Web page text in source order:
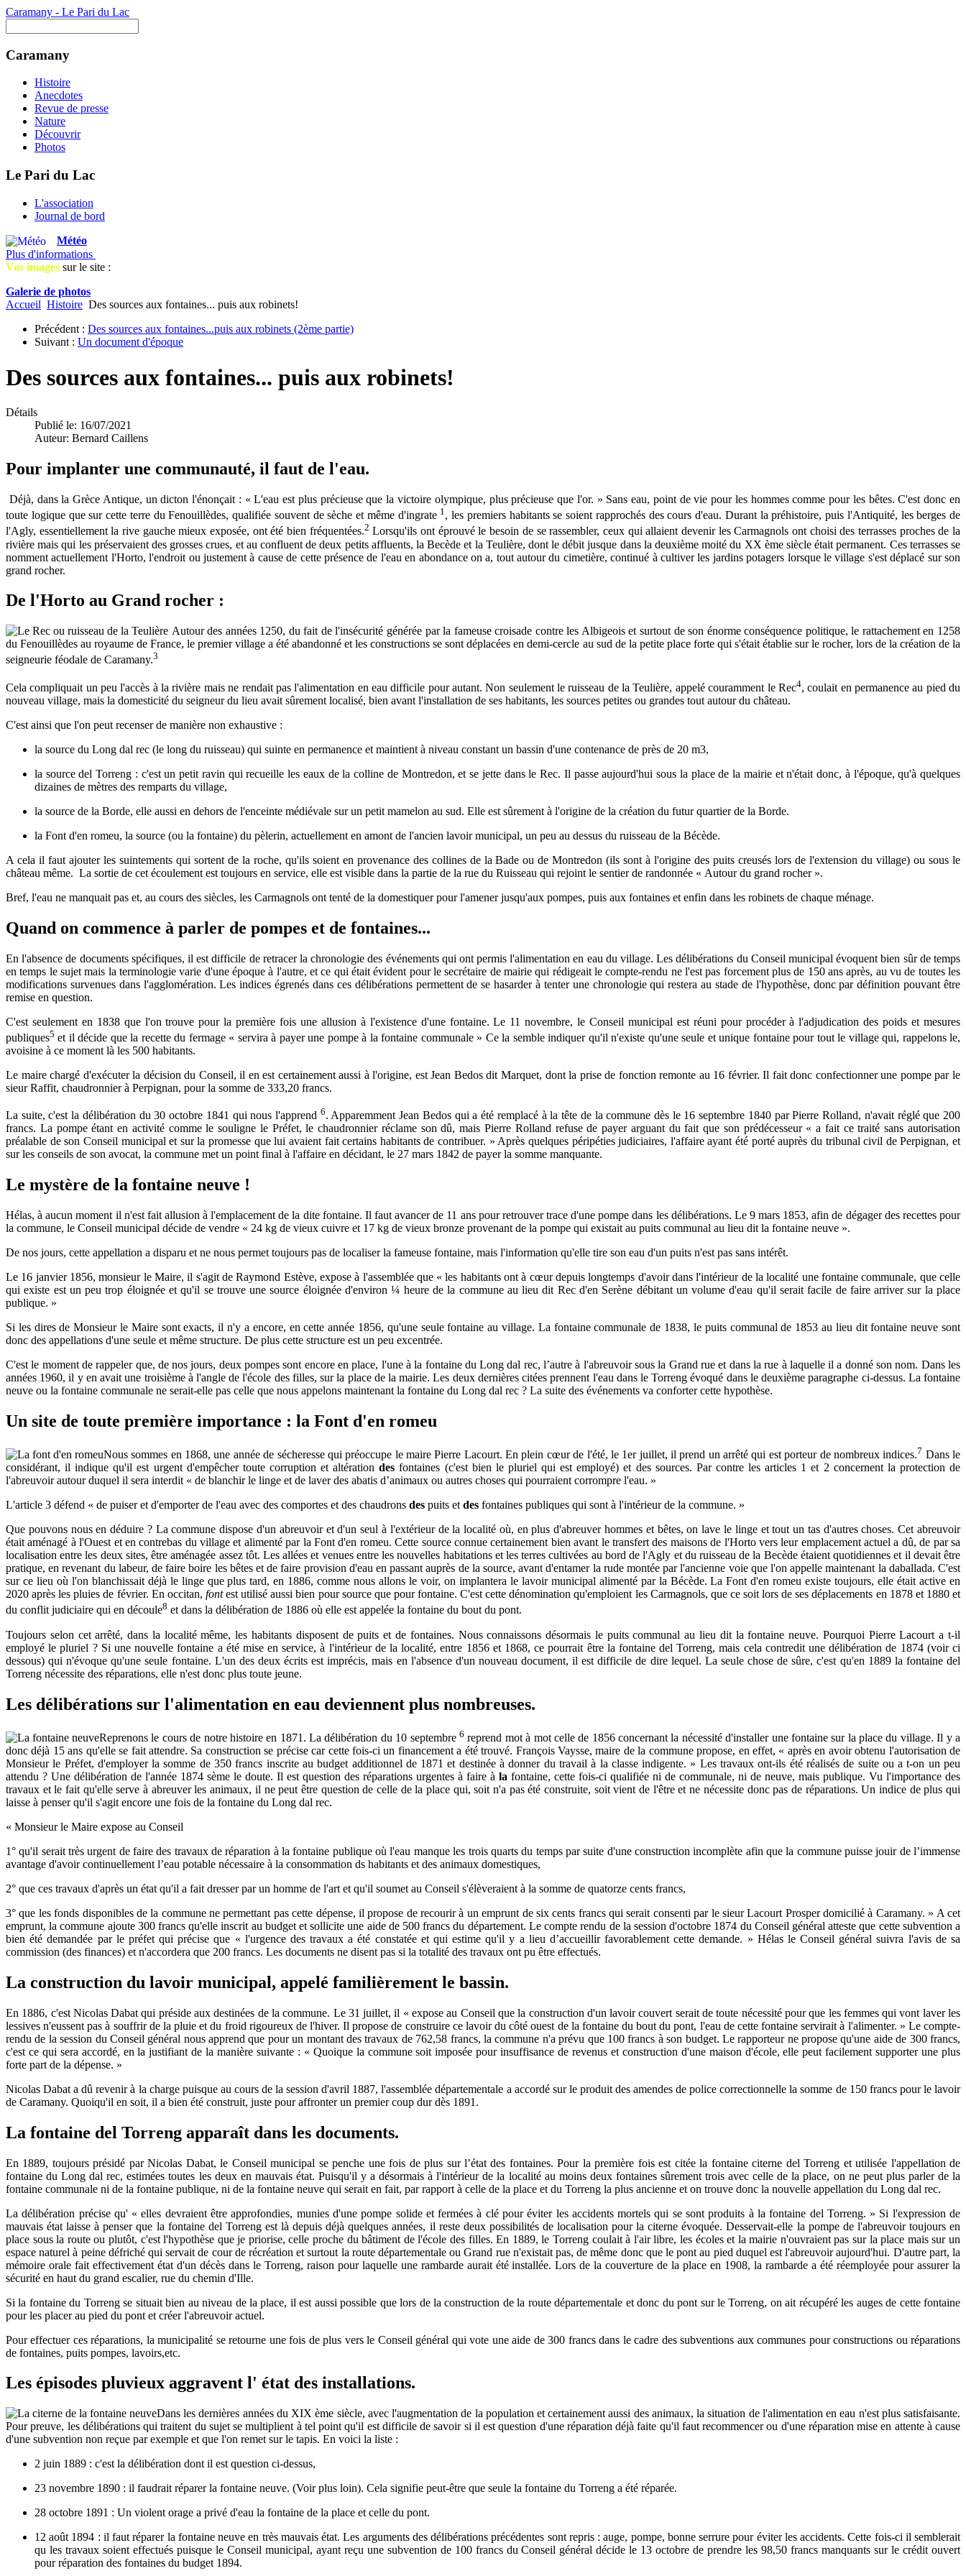
Caramany - Le Pari du Lac
Caramany
Histoire
Anecdotes
Revue de presse
Nature
Découvrir
Photos
Le Pari du Lac
L'association
Journal de bord
Météo
Plus d'informations
Vos images sur le site :
Galerie de photos
Accueil Histoire Des sources aux fontaines... puis aux robinets!
Précédent : Des sources aux fontaines...puis aux robinets (2ème partie)
Suivant : Un document d'époque
Des sources aux fontaines... puis aux robinets!
Détails
Publié le: 16/07/2021
Auteur: Bernard Caillens
Pour implanter une communauté, il faut de l'eau.
Déjà, dans la Grèce Antique, un dicton l'énonçait : « L'eau est plus précieuse que la victoire olympique, plus précieuse que l'or. » Sans eau, point de vie pour les hommes comme pour les bêtes. C'est donc en
toute logique que sur cette terre du Fenouillèdes, qualifiée souvent de sèche et même d'ingrate 1 , les premiers habitants se soient rapprochés des cours d'eau. Durant la préhistoire, puis l'Antiquité, les berges de
l'Agly, essentiellement la rive gauche mieux exposée, ont été bien fréquentées.2 Lorsqu'ils ont éprouvé le besoin de se rassembler, ceux qui allaient devenir les Carmagnols ont choisi des terrasses proches de la
rivière mais qui les préservaient des grosses crues, et au confluent de deux petits affluents, la Becède et la Teulière, dont le débit jusque dans la deuxième moité du XX ème siècle était permanent. Ces terrasses se
nomment actuellement l'Horto, l'endroit ou justement à cause de cette présence de l'eau en abondance on a, tout autour du cimetière, continué à cultiver les jardins potagers lorsque le village s'est déplacé sur son
grand rocher.
De l'Horto au Grand rocher :
Autour des années 1250, du fait de l'insécurité générée par la fameuse croisade contre les Albigeois et surtout de son énorme conséquence politique, le rattachement en 1258
du Fenouillèdes au royaume de France, le premier village a été abandonné et les constructions se sont déplacées en demi-cercle au sud de la petite place forte qui s'était établie sur le rocher, lors de la création de la
seigneurie féodale de Caramany.3
Cela compliquait un peu l'accès à la rivière mais ne rendait pas l'alimentation en eau difficile pour autant. Non seulement le ruisseau de la Teulière, appelé couramment le Rec4, coulait en permanence au pied du
nouveau village, mais la domesticité du seigneur du lieu avait sûrement localisé, bien avant l'installation de ses habitants, les sources petites ou grandes tout autour du château.
C'est ainsi que l'on peut recenser de manière non exhaustive :
la source du Long dal rec (le long du ruisseau) qui suinte en permanence et maintient à niveau constant un bassin d'une contenance de près de 20 m3,
la source del Torreng : c'est un petit ravin qui recueille les eaux de la colline de Montredon, et se jette dans le Rec. Il passe aujourd'hui sous la place de la mairie et n'était donc, à l'époque, qu'à quelques
dizaines de mètres des remparts du village,
la source de la Borde, elle aussi en dehors de l'enceinte médiévale sur un petit mamelon au sud. Elle est sûrement à l'origine de la création du futur quartier de la Borde.
la Font d'en romeu, la source (ou la fontaine) du pèlerin, actuellement en amont de l'ancien lavoir municipal, un peu au dessus du ruisseau de la Bécède.
A cela il faut ajouter les suintements qui sortent de la roche, qu'ils soient en provenance des collines de la Bade ou de Montredon (ils sont à l'origine des puits creusés lors de l'extension du village) ou sous le
château même. La sortie de cet écoulement est toujours en service, elle est visible dans la partie de la rue du Ruisseau qui rejoint le sentier de randonnée « Autour du grand rocher ».
Bref, l'eau ne manquait pas et, au cours des siècles, les Carmagnols ont tenté de la domestiquer pour l'amener jusqu'aux pompes, puis aux fontaines et enfin dans les robinets de chaque ménage.
Quand on commence à parler de pompes et de fontaines...
En l'absence de documents spécifiques, il est difficile de retracer la chronologie des événements qui ont permis l'alimentation en eau du village. Les délibérations du Conseil municipal évoquent bien sûr de temps
en temps le sujet mais la terminologie varie d'une époque à l'autre, et ce qui était évident pour le secrétaire de mairie qui rédigeait le compte-rendu ne l'est pas forcement plus de 150 ans après, au vu de toutes les
modifications survenues dans l'agglomération. Les indices égrenés dans ces délibérations permettent de se hasarder à tenter une chronologie qui restera au stade de l'hypothèse, donc par définition pouvant être
remise en question.
C'est seulement en 1838 que l'on trouve pour la première fois une allusion à l'existence d'une fontaine. Le 11 novembre, le Conseil municipal est réuni pour procéder à l'adjudication des poids et mesures
publiques5 et il décide que la recette du fermage « servira à payer une pompe à la fontaine communale » Ce la semble indiquer qu'il n'existe qu'une seule et unique fontaine pour tout le village qui, rappelons le,
avoisine à ce moment là les 500 habitants.
Le maire chargé d'exécuter la décision du Conseil, il en est certainement aussi à l'origine, est Jean Bedos dit Marquet, dont la prise de fonction remonte au 16 février. Il fait donc confectionner une pompe par le
sieur Raffit, chaudronnier à Perpignan, pour la somme de 333,20 francs.
La suite, c'est la délibération du 30 octobre 1841 qui nous l'apprend 6. Apparemment Jean Bedos qui a été remplacé à la tête de la commune dès le 16 septembre 1840 par Pierre Rolland, n'avait réglé que 200
francs. La pompe étant en activité comme le souligne le Préfet, le chaudronnier réclame son dû, mais Pierre Rolland refuse de payer arguant du fait que son prédécesseur « a fait ce traité sans autorisation
préalable de son Conseil municipal et sur la promesse que lui avaient fait certains habitants de contribuer. » Après quelques péripéties judiciaires, l'affaire ayant été porté auprès du tribunal civil de Perpignan, et
sur les conseils de son avocat, la commune met un point final à l'affaire en décidant, le 27 mars 1842 de payer la somme manquante.
Le mystère de la fontaine neuve !
Hélas, à aucun moment il n'est fait allusion à l'emplacement de la dite fontaine. Il faut avancer de 11 ans pour retrouver trace d'une pompe dans les délibérations. Le 9 mars 1853, afin de dégager des recettes pour
la commune, le Conseil municipal décide de vendre « 24 kg de vieux cuivre et 17 kg de vieux bronze provenant de la pompe qui existait au puits communal au lieu dit la fontaine neuve ».
De nos jours, cette appellation a disparu et ne nous permet toujours pas de localiser la fameuse fontaine, mais l'information qu'elle tire son eau d'un puits n'est pas sans intérêt.
Le 16 janvier 1856, monsieur le Maire, il s'agit de Raymond Estève, expose à l'assemblée que « les habitants ont à cœur depuis longtemps d'avoir dans l'intérieur de la localité une fontaine communale, que celle
qui existe est un peu trop éloignée et qu'il se trouve une source éloignée d'environ ¼ heure de la commune au lieu dit Rec d'en Serène débitant un volume d'eau qu'il serait facile de faire arriver sur la place
publique. »
Si les dires de Monsieur le Maire sont exacts, il n'y a encore, en cette année 1856, qu'une seule fontaine au village. La fontaine communale de 1838, le puits communal de 1853 au lieu dit fontaine neuve sont
donc des appellations d'une seule et même structure. De plus cette structure est un peu excentrée.
C'est le moment de rappeler que, de nos jours, deux pompes sont encore en place, l'une à la fontaine du Long dal rec, l’autre à l'abreuvoir sous la Grand rue et dans la rue à laquelle il a donné son nom. Dans les
années 1960, il y en avait une troisième à l'angle de l'école des filles, sur la place de la mairie. Les deux dernières citées prennent l'eau dans le Torreng évoqué dans le deuxième paragraphe ci-dessus. La fontaine
neuve ou la fontaine communale ne serait-elle pas celle que nous appelons maintenant la fontaine du Long dal rec ? La suite des événements va conforter cette hypothèse.
Un site de toute première importance : la Font d'en romeu
Nous sommes en 1868, une année de sécheresse qui préoccupe le maire Pierre Lacourt. En plein cœur de l'été, le 1er juillet, il prend un arrêté qui est porteur de nombreux indices.7 Dans le
considérant, il indique qu'il est urgent d'empêcher toute corruption et altérationdes fontaines (c'est bien le pluriel qui est employé) et des sources. Par contre les articles 1 et 2 concernent la protection de
l'abreuvoir autour duquel il sera interdit « de blanchir le linge et de laver des abatis d’animaux ou autres choses qui pourraient corrompre l'eau. »
L'article 3 défend « de puiser et d'emporter de l'eau avec des comportes et des chaudrons des puits etdes fontaines publiques qui sont à l'intérieur de la commune. »
Que pouvons nous en déduire ? La commune dispose d'un abreuvoir et d'un seul à l'extérieur de la localité où, en plus d'abreuver hommes et bêtes, on lave le linge et tout un tas d'autres choses. Cet abreuvoir
était aménagé à l'Ouest et en contrebas du village et alimenté par la Font d'en romeu. Cette source connue certainement bien avant le transfert des maisons de l'Horto vers leur emplacement actuel a dû, de par sa
localisation entre les deux sites, être aménagée assez tôt. Les allées et venues entre les nouvelles habitations et les terres cultivées au bord de l'Agly et du ruisseau de la Becède étaient quotidiennes et il devait être
pratique, en revenant du labeur, de faire boire les bêtes et de faire provision d'eau en passant auprès de la source, avant d'entamer la rude montée par l'ancienne voie que l'on appelle maintenant la daballada. C'est
sur ce lieu où l'on blanchissait déjà le linge que plus tard, en 1886, comme nous allons le voir, on implantera le lavoir municipal alimenté par la Bécède. La Font d'en romeu existe toujours, elle était active en
2020 après les pluies de février. En occitan, fontest utilisé aussi bien pour source que pour fontaine. C'est cette dénomination qu'emploient les Carmagnols, que ce soit lors de ses déplacements en 1878 et 1880 et
du conflit judiciaire qui en découle8 et dans la délibération de 1886 où elle est appelée la fontaine du bout du pont.
Toujours selon cet arrêté, dans la localité même, les habitants disposent de puits et de fontaines. Nous connaissons désormais le puits communal au lieu dit la fontaine neuve. Pourquoi Pierre Lacourt a t-il
employé le pluriel ? Si une nouvelle fontaine a été mise en service, à l'intérieur de la localité, entre 1856 et 1868, ce pourrait être la fontaine del Torreng, mais cela contredit une délibération de 1874 (voir ci
dessous) qui n'évoque qu'une seule fontaine. L'un des deux écrits est imprécis, mais en l'absence d'un nouveau document, il est difficile de dire lequel. La seule chose de sûre, c'est qu'en 1889 la fontaine del
Torreng nécessite des réparations, elle n'est donc plus toute jeune.
Les délibérations sur l'alimentation en eau deviennent plus nombreuses.
Reprenons le cours de notre histoire en 1871. La délibération du 10 septembre 6 reprend mot à mot celle de 1856 concernant la nécessité d'installer une fontaine sur la place du village. Il y a
donc déjà 15 ans qu'elle se fait attendre. Sa construction se précise car cette fois-ci un financement a été trouvé. François Vaysse, maire de la commune propose, en effet, « après en avoir obtenu l'autorisation de
Monsieur le Préfet, d'employer la somme de 350 francs inscrite au budget additionnel de 1871 et destinée à donner du travail à la classe indigente. » Les travaux ont-ils été réalisés de suite ou a t-on un peu
attendu ? Une délibération de l'année 1874 sème le doute. Il est question des réparations urgentes à faire à la fontaine, cette fois-ci qualifiée ni de communale, ni de neuve, mais publique. Vu l'importance des
travaux et le fait qu'elle serve à abreuver les animaux, il ne peut être question de celle de la place qui, soit n'a pas été construite, soit vient de l'être et ne nécessite donc pas de réparations. Un indice de plus qui
laisse à penser qu'il s'agit encore une fois de la fontaine du Long dal rec.
« Monsieur le Maire expose au Conseil
1° qu'il serait très urgent de faire des travaux de réparation à la fontaine publique où l'eau manque les trois quarts du temps par suite d'une construction incomplète afin que la commune puisse jouir de l’immense
avantage d'avoir continuellement l’eau potable nécessaire à la consommation ds habitants et des animaux domestiques,
2° que ces travaux d'après un état qu'il a fait dresser par un homme de l'art et qu'il soumet au Conseil s'élèveraient à la somme de quatorze cents francs,
3° que les fonds disponibles de la commune ne permettant pas cette dépense, il propose de recourir à un emprunt de six cents francs qui serait consenti par le sieur Lacourt Prosper domicilié à Caramany. » A cet
emprunt, la commune ajoute 300 francs qu'elle inscrit au budget et sollicite une aide de 500 francs du département. Le compte rendu de la session d'octobre 1874 du Conseil général atteste que cette subvention a
bien été demandée par le préfet qui précise que « l'urgence des travaux a été constatée et qui estime qu'il y a lieu d’accueillir favorablement cette demande. » Hélas le Conseil général suivra l'avis de sa
commission (des finances) et n'accordera que 200 francs. Les documents ne disent pas si la totalité des travaux ont pu être effectués.
La construction du lavoir municipal, appelé familièrement le bassin.
En 1886, c'est Nicolas Dabat qui préside aux destinées de la commune. Le 31 juillet, il « expose au Conseil que la construction d'un lavoir couvert serait de toute nécessité pour que les femmes qui vont laver les
lessives n'eussent pas à souffrir de la pluie et du froid rigoureux de l'hiver. Il propose de construire ce lavoir du côté ouest de la fontaine du bout du pont, l'eau de cette fontaine servirait à l'alimenter. » Le compte-
rendu de la session du Conseil général nous apprend que pour un montant des travaux de 762,58 francs, la commune n'a prévu que 100 francs à son budget. Le rapporteur ne propose qu'une aide de 300 francs,
c'est ce qui sera accordé, en la justifiant de la manière suivante : « Quoique la commune soit imposée pour insuffisance de revenus et construction d'une maison d'école, elle peut facilement supporter une plus
forte part de la dépense. »
Nicolas Dabat a dû revenir à la charge puisque au cours de la session d'avril 1887, l'assemblée départementale a accordé sur le produit des amendes de police correctionnelle la somme de 150 francs pour le lavoir
de Caramany. Quoiqu'il en soit, il a bien été construit, juste pour affronter un premier coup dur dès 1891.
La fontaine del Torreng apparaît dans les documents.
En 1889, toujours présidé par Nicolas Dabat, le Conseil municipal se penche une fois de plus sur l’état des fontaines. Pour la première fois est citée la fontaine citerne del Torreng et utilisée l'appellation de
fontaine du Long dal rec, estimées toutes les deux en mauvais état. Puisqu'il y a désormais à l'intérieur de la localité au moins deux fontaines sûrement trois avec celle de la place, on ne peut plus parler de la
fontaine communale ni de la fontaine publique, ni de la fontaine neuve qui serait en fait, par rapport à celle de la place et du Torreng la plus ancienne et on trouve donc la nouvelle appellation du Long dal rec.
La délibération précise qu' « elles devraient être approfondies, munies d'une pompe solide et fermées à clé pour éviter les accidents mortels qui se sont produits à la fontaine del Torreng. » Si l'expression de
mauvais état laisse à penser que la fontaine del Torreng est là depuis déjà quelques années, il reste deux possibilités de localisation pour la citerne évoquée. Desservait-elle la pompe de l'abreuvoir toujours en
place sous la route ou plutôt, c'est l'hypothèse que je priorise, celle proche du bâtiment de l'école des filles. En 1889, le Torreng coulait à l'air libre, les écoles et la mairie n'ouvraient pas sur la place mais sur un
espace naturel à peine défriché qui servait de cour de récréation et surtout la route départementale ou Grand rue n'existait pas, de même donc que le pont au pied duquel est l'abreuvoir aujourd'hui. D'autre part, la
mémoire orale fait effectivement état d'un décès dans le Torreng, raison pour laquelle une rambarde aurait été installée. Lors de la couverture de la place en 1908, la rambarde a été réemployée pour assurer la
sécurité en haut du grand escalier, rue du chemin d'Ille.
Si la fontaine du Torreng se situait bien au niveau de la place, il est aussi possible que lors de la construction de la route départementale et donc du pont sur le Torreng, on ait récupéré les auges de cette fontaine
pour les placer au pied du pont et créer l'abreuvoir actuel.
Pour effectuer ces réparations, la municipalité se retourne une fois de plus vers le Conseil général qui vote une aide de 300 francs dans le cadre des subventions aux communes pour constructions ou réparations
de fontaines, puits pompes, lavoirs,etc.
Les épisodes pluvieux aggravent l' état des installations.
Dans les dernières années du XIX ème siècle, avec l'augmentation de la population et certainement aussi des animaux, la situation de l'alimentation en eau n'est plus satisfaisante.
Pour preuve, les délibérations qui traitent du sujet se multiplient à tel point qu'il est difficile de savoir si il est question d'une réparation déjà faite qu'il faut recommencer ou d'une réparation mise en attente à cause
d'une subvention non reçue par exemple et que l'on remet sur le tapis. En voici la liste :
2 juin 1889 : c'est la délibération dont il est question ci-dessus,
23 novembre 1890 : il faudrait réparer la fontaine neuve. (Voir plus loin). Cela signifie peut-être que seule la fontaine du Torreng a été réparée.
28 octobre 1891 : Un violent orage a privé d'eau la fontaine de la place et celle du pont.
12 août 1894 : il faut réparer la fontaine neuve en très mauvais état. Les arguments des délibérations précédentes sont repris : auge, pompe, bonne serrure pour éviter les accidents. Cette fois-ci il semblerait
qu les travaux soient effectués puisque le Conseil municipal, ayant reçu une subvention de 100 francs du Conseil général décide le 13 octobre de prendre les 98,50 francs manquants sur le crédit ouvert
pour réparation des fontaines du budget 1894.